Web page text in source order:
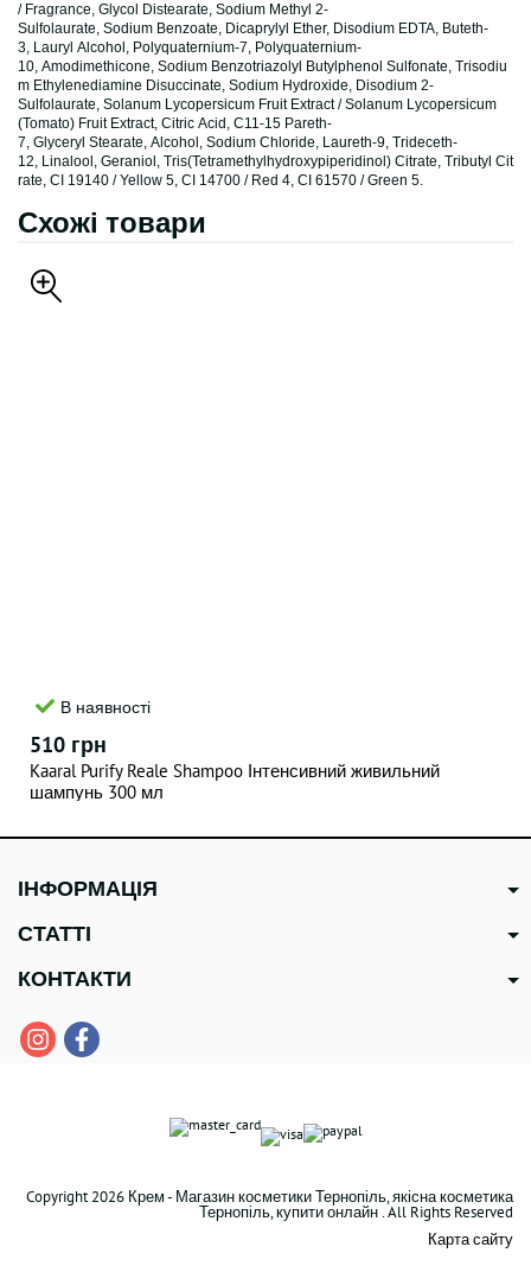
/ Fragrance, Glycol Distearate, Sodium Methyl 2-
Sulfolaurate, Sodium Benzoate, Dicaprylyl Ether, Disodium EDTA, Buteth-
3, Lauryl Alcohol, Polyquaternium-7, Polyquaternium-
10, Amodimethicone, Sodium Benzotriazolyl Butylphenol Sulfonate, Trisodiu
m Ethylenediamine Disuccinate, Sodium Hydroxide, Disodium 2-
Sulfolaurate, Solanum Lycopersicum Fruit Extract / Solanum Lycopersicum
(Tomato) Fruit Extract, Citric Acid, C11-15 Pareth-
7, Glyceryl Stearate, Alcohol, Sodium Chloride, Laureth-9, Trideceth-
12, Linalool, Geraniol, Tris(Tetramethylhydroxypiperidinol) Citrate, Tributyl Cit
rate, CI 19140 / Yellow 5, CI 14700 / Red 4, CI 61570 / Green 5.
Схожі товари
В наявності
510 грн
Kaaral Purify Reale Shampoo Інтенсивний живильний
шампунь 300 мл
ІНФОРМАЦІЯ
СТАТТІ
КОНТАКТИ
Copyright 2026 Крем - Магазин косметики Тернопіль, якісна косметика
Тернопіль, купити онлайн . All Rights Reserved
Карта сайту